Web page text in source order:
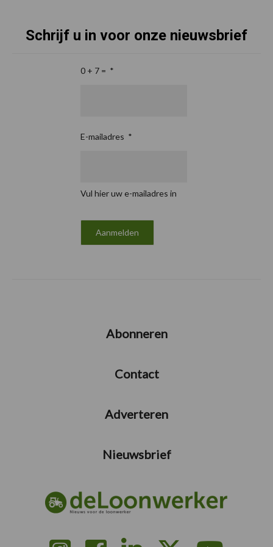
Schrijf u in voor onze nieuwsbrief
0 + 7 = *
E-mailadres *
Vul hier uw e-mailadres in
Abonneren
Contact
Adverteren
Nieuwsbrief